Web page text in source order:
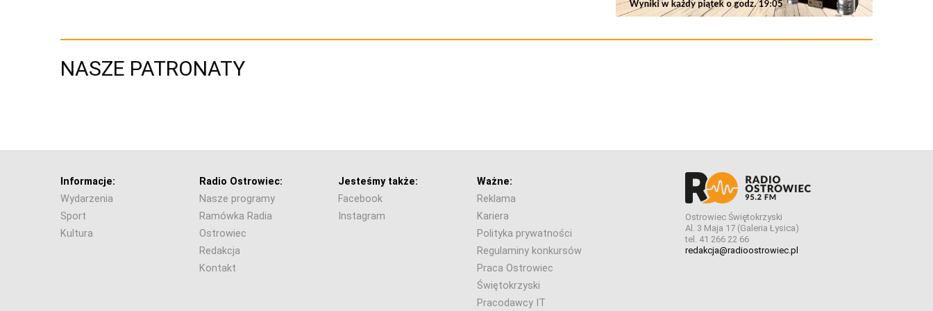
NASZE PATRONATY
Informacje:
Wydarzenia
Sport
Kultura
Radio Ostrowiec:
Nasze programy
Ramówka Radia
Ostrowiec
Redakcja
Kontakt
Jesteśmy także:
Facebook
Instagram
Ważne:
Reklama
Kariera
Polityka prywatności
Regulaminy konkursów
Praca Ostrowiec
Świętokrzyski
Pracodawcy IT
Ostrowiec Świętokrzyski
Al. 3 Maja 17 (Galeria Łysica)
tel. 41 266 22 66
redakcja@radioostrowiec.pl